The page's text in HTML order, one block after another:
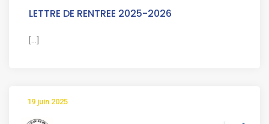
LETTRE DE RENTREE 2025-2026
[...]
19 juin 2025